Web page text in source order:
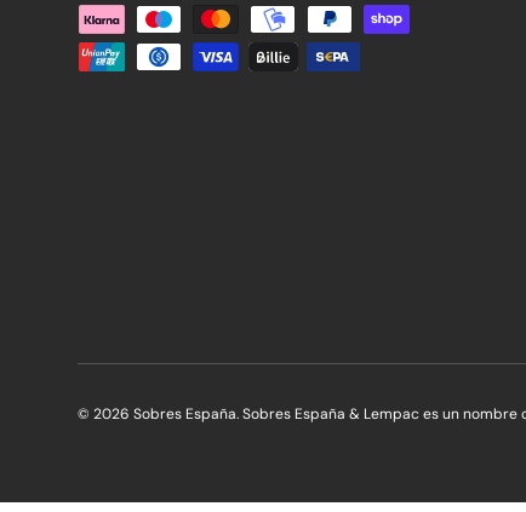
© 2026 Sobres España. Sobres España & Lempac es un nombre